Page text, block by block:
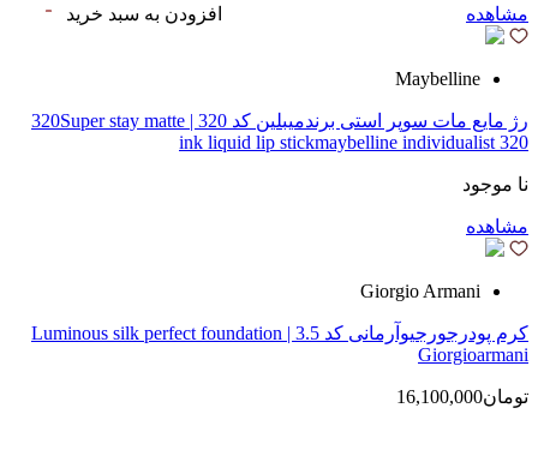
مشاهده افزودن به سبد خرید
Maybelline
رژ مایع مات سوپر استی‌ برندمیبلین کد 320 | 320Super stay matte
ink liquid lip stickmaybelline individualist 320
نا موجود
مشاهده
Giorgio Armani
کرم پودرجورجیوآرمانی کد 3.5 | Luminous silk perfect foundation
Giorgioarmani
تومان16,100,000